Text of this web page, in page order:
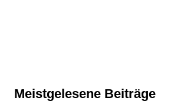
Meistgelesene Beiträge